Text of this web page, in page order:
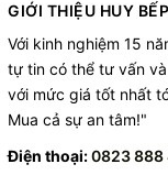
GIỚI THIỆU HUY BẾP
Với kinh nghiệm 15
tự tin có thể tư vấn
với mức giá tốt nhất
Mua cả sự an tâm!"
Điện thoại:0823 888